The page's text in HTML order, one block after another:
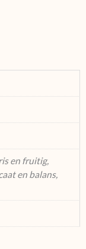
en fruitig,
en balans,